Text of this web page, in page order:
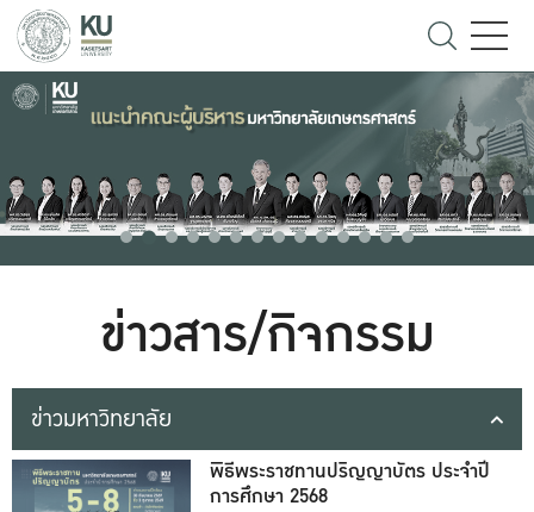
ข่าวสาร/กิจกรรม
ข่าวมหาวิทยาลัย
พิธีพระราชทานปริญญาบัตร ประจำปี
การศึกษา 2568